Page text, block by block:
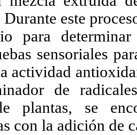
Durante este
para
sensoriales
actividad
de
plantas, se
con la adición de